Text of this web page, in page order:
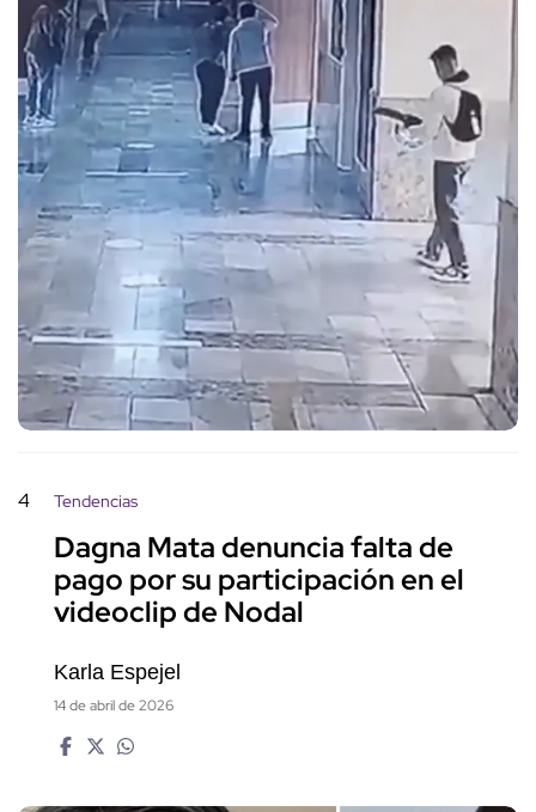
4 Tendencias
Dagna Mata denuncia falta de
pago por su participación en el
videoclip de Nodal
Karla Espejel
14 de abril de 2026